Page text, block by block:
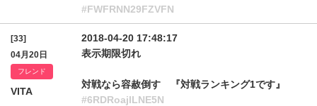
#FWFRNN29FZVFN
[33]
04月20日
フレンド
VITA
2018-04-20 17:48:17
表示期限切れ
対戦なら容赦倒す 『対戦ランキング1です』
#6RDRoajlLNE5N